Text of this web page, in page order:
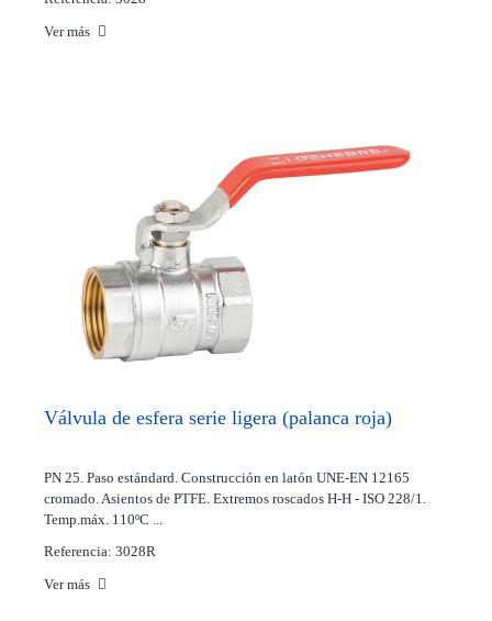
Ver más
Válvula de esfera serie ligera (palanca roja)
PN 25. Paso estándard. Construcción en latón UNE-EN 12165
cromado. Asientos de PTFE. Extremos roscados H-H - ISO 228/1.
Temp.máx. 110ºC ...
Referencia: 3028R
Ver más